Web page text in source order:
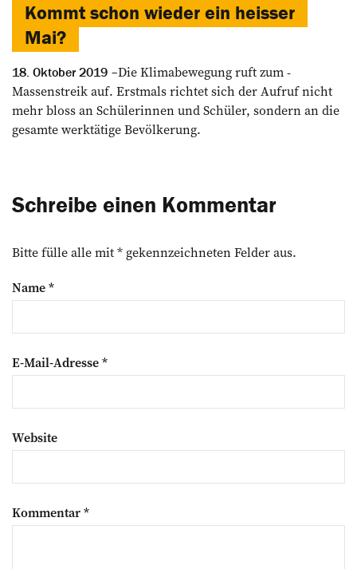
Kommt schon wieder ein heisser
Mai?
18. Oktober 2019
Die Klimabewegung ruft zum ­
Massenstreik auf. Erstmals richtet sich der Aufruf nicht
mehr bloss an Schülerinnen und Schüler, sondern an die
gesamte werktätige Bevölkerung.
Schreibe einen Kommentar
Bitte fülle alle mit * gekennzeichneten Felder aus.
Name*
E-Mail-Adresse*
Website
Kommentar*